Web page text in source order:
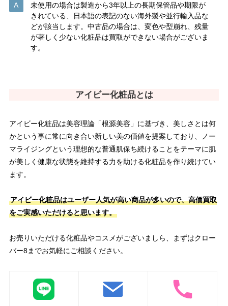
未使用の場合は製造から3年以上の長期保管品や期限が
きれている、日本語の表記のない海外製や並行輸入品な
どが該当します。中古品の場合は、変色や型崩れ、残量
が著しく少ない化粧品は買取ができない場合がございま
す。
アイビー化粧品とは
アイビー化粧品は美容理論「根源美容」に基づき、美しさとは何
かという事に常に向き合い新しい美の価値を提案しており、ノー
マライジングという理想的な普通肌保ち続けることをテーマに肌
が美しく健康な状態を維持する力を助ける化粧品を作り続けてい
ます。
アイビー化粧品はユーザー人気が高い商品が多いので、高価買取
をご実感いただけると思います。
お売りいただける化粧品やコスメがございましら、まずはクロー
バー8までお気軽にご相談ください。